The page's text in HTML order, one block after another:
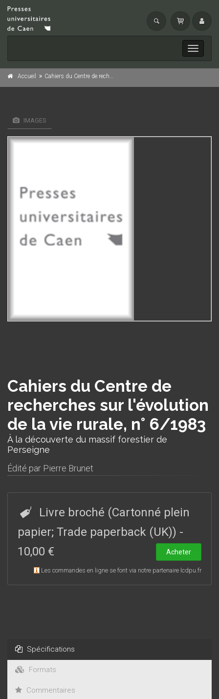
Toggle
Accueil Cahiers du Centre de recherches sur l'évolution de la vie rurale, n° 6/1983
IMAGES
Cahiers du Centre de
recherches sur l'évolution
de la vie rurale, n° 6/1983
À la découverte du massif forestier de
Perseigne
Édité par Pierre Brunet
Livre broché (Cartonné plein
papier; Trade paperback (UK)) -
10,00 €
Acheter
Les commandes en ligne se font via notre partenaire lcdpu.fr
Spécifications
Formats
Commentaires